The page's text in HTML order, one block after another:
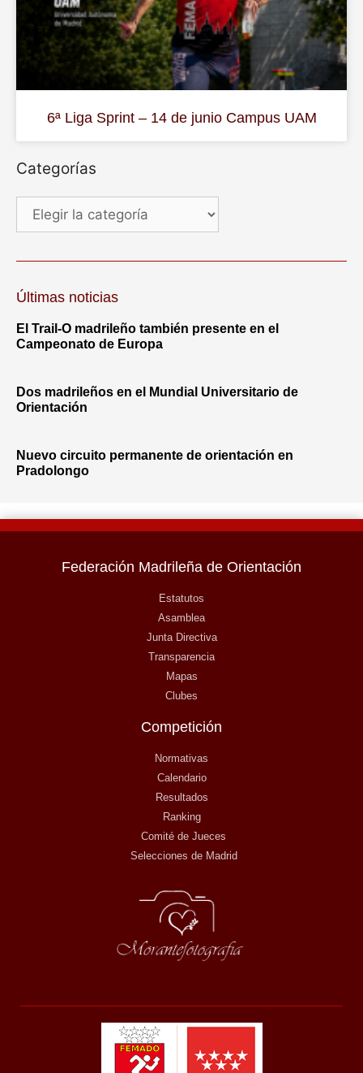
6ª Liga Sprint – 14 de junio Campus UAM
Categorías
Últimas noticias
El Trail-O madrileño también presente en el
Campeonato de Europa
Dos madrileños en el Mundial Universitario de
Orientación
Nuevo circuito permanente de orientación en
Pradolongo
Federación Madrileña de Orientación
Estatutos
Asamblea
Junta Directiva
Transparencia
Mapas
Clubes
Competición
Normativas
Calendario
Resultados
Ranking
Comité de Jueces
Selecciones de Madrid